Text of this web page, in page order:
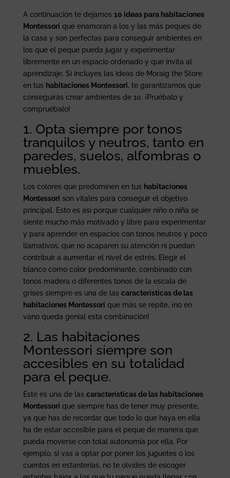
A continuación te dejamos 10 ideas para habitaciones
Montessori que enamoran a los y las más peques de
la casa y son perfectas para conseguir ambientes en
los que el peque pueda jugar y experimentar
libremente en un espacio ordenado y que invita al
aprendizaje. Si incluyes las ideas de Moraig the Store
en tus habitaciones Montessori, te garantizamos que
conseguirás crear ambientes de 10. ¡Pruébalo y
compruébalo!
1. Opta siempre por tonos
tranquilos y neutros, tanto en
paredes, suelos, alfombras o
muebles.
Los colores que predominen en tus habitaciones
Montessori son vitales para conseguir el objetivo
principal. Esto es así porque cualquier niño o niña se
siente mucho más motivado y libre para experimentar
y para aprender en espacios con tonos neutros y poco
llamativos, que no acaparen su atención ni puedan
contribuir a aumentar el nivel de estrés. Elegir el
blanco como color predominante, combinado con
tonos madera o diferentes tonos de la escala de
grises siempre es una de las características de las
habitaciones Montessori que más se repite, ¡no en
vano queda genial esta combinación!
2. Las habitaciones
Montessori siempre son
accesibles en su totalidad
para el peque.
Este es una de las características de las habitaciones
Montessori que siempre has de tener muy presente,
ya que has de recordar que todo lo que haya en ella
ha de estar accesible para el peque de manera que
pueda moverse con total autonomía por ella. Por
ejemplo, si vas a optar por poner los juguetes o los
cuentos en estanterías, no te olvides de escoger